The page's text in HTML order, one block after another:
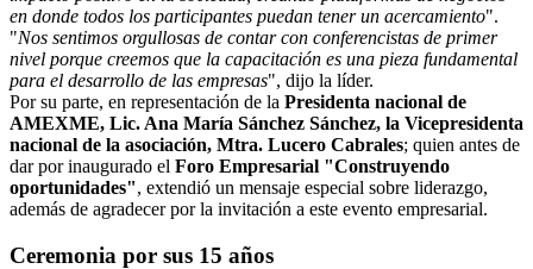
en donde todos los participantes puedan tener un acercamiento".
"Nos sentimos orgullosas de contar con conferencistas de primer
nivel porque creemos que la capacitación es una pieza fundamental
para el desarrollo de las empresas", dijo la líder.
Por su parte, en representación de la Presidenta nacional de
AMEXME, Lic. Ana María Sánchez Sánchez, la Vicepresidenta
nacional de la asociación, Mtra. Lucero Cabrales; quien antes de
dar por inaugurado el Foro Empresarial "Construyendo
oportunidades", extendió un mensaje especial sobre liderazgo,
además de agradecer por la invitación a este evento empresarial.
Ceremonia por sus 15 años